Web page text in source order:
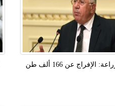
الإفراج عن 166 ألف طن